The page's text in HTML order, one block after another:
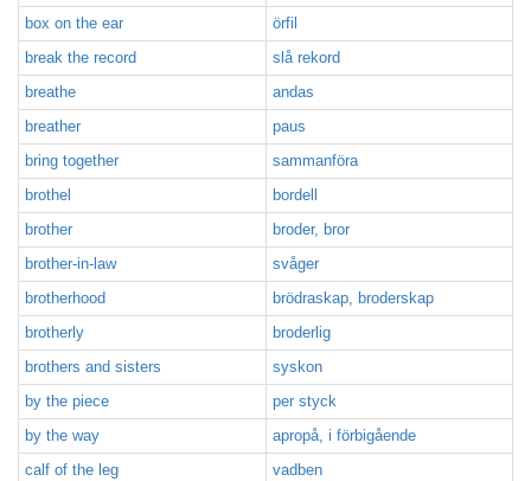
box on the ear
örfil
break the record
slå rekord
breathe
andas
breather
paus
bring together
sammanföra
brothel
bordell
brother
broder, bror
brother-in-law
svåger
brotherhood
brödraskap, broderskap
brotherly
broderlig
brothers and sisters
syskon
by the piece
per styck
by the way
apropå, i förbigående
calf of the leg
vadben